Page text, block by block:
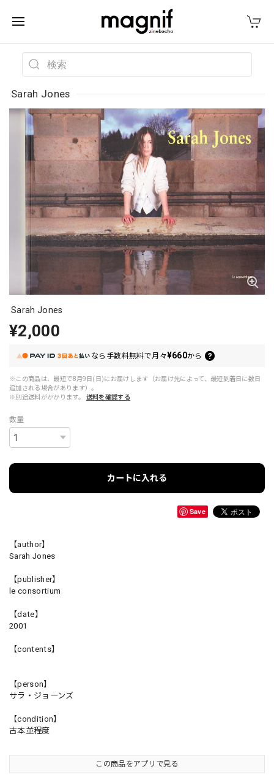
Sarah Jones
Sarah Jones
¥2,000
なら 手数料無料で月々¥660から
※この商品は、最短で8月9日(日)にお届けします（お届け先によって、最短到着日に数日
追加される場合があります）。
※別途送料がかかります。
送料を確認する
数量
カートに入れる
Save
【author】
Sarah Jones
【publisher】
le consortium
【date】
2001
【contents】
【person】
サラ・ジョーンズ
【condition】
古本並程度
この商品をアプリで見る